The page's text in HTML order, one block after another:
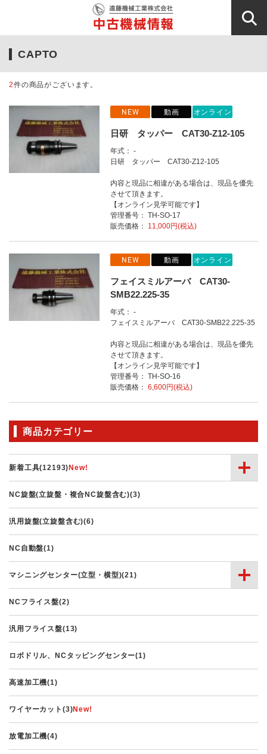
CAPTO
2件の商品がございます。
NEW 動画 オンライン
日研 タッパー CAT30-Z12-105
年式： -
日研 タッパー CAT30-Z12-105
内容と現品に相違がある場合は、現品を優先
させて頂きます。
【オンライン見学可能です】
管理番号： TH-SO-17
販売価格： 11,000円(税込)
NEW 動画 オンライン
フェイスミルアーバ CAT30-
SMB22.225-35
年式： -
フェイスミルアーバ CAT30-SMB22.225-35
内容と現品に相違がある場合は、現品を優先
させて頂きます。
【オンライン見学可能です】
管理番号： TH-SO-16
販売価格：6,600円(税込)
商品カテゴリー
新着工具(12193)
NC旋盤(立旋盤・複合NC旋盤含む)(3)
汎用旋盤(立旋盤含む)(6)
NC自動盤(1)
マシニングセンター(立型・横型)(21)
NCフライス盤(2)
汎用フライス盤(13)
ロボドリル、NCタッピングセンター(1)
高速加工機(1)
ワイヤーカット(3)
放電加工機(4)